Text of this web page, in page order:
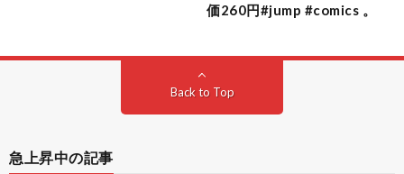
価260円#jump #comics 。
Back to Top
急上昇中の記事